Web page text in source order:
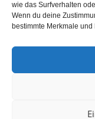
wie das Surfverhalten
Wenn du deine
bestimmte Merkmale